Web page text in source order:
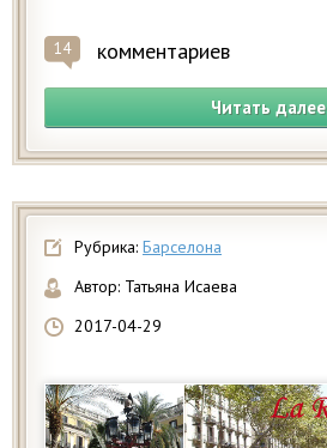
14 комментариев
Читать далее
Рубрика: Барселона
Автор: Татьяна Исаева
2017-04-29